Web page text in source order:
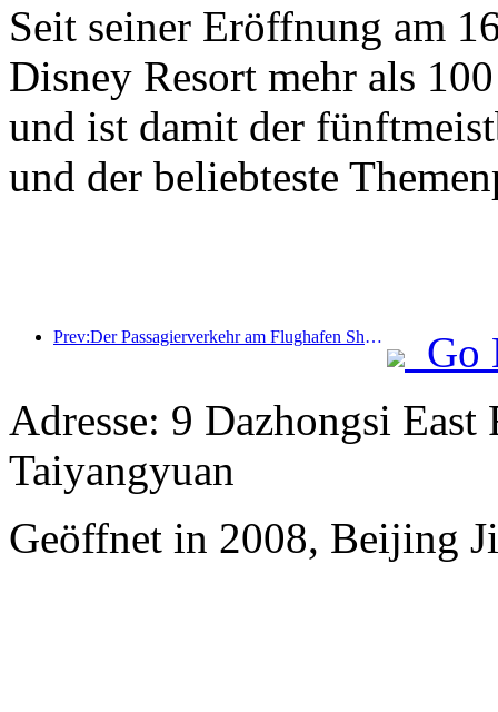
Seit seiner Eröffnung am
Disney Resort mehr als
und ist damit der
und der beliebteste
Prev:Der Passagierverkehr am Flughafen Shenzhen hat in diesem Jahr die Marke von 3 Millionen überschritten und damit einen neuen Rekord für den gleichen Zeitraum aufgestellt.
Go
Adresse: 9 Dazhongsi
Taiyangyuan
Geöffnet in 2008, Beijing